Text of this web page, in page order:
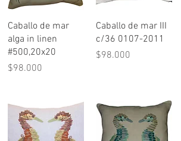
Vista rápida
Caballo de mar
alga in linen
#500,20x20
Precio
$98.000
Vista rápida
Caballo de mar III
c/36 0107-2011
Precio
$98.000